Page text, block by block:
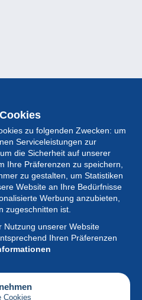
zu folgenden Zwecken: um
Serviceleistungen zur
die Sicherheit auf unserer
Ihre Präferenzen zu speichern,
zu gestalten, um Statistiken
Website an Ihre Bedürfnisse
Werbung anzubieten,
zugeschnitten ist.
Nutzung unserer Website
Ihren Präferenzen
Cookies